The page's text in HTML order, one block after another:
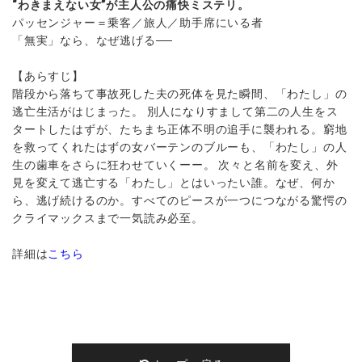
“わきまえない女”が主人公の痛快ミステリ。
パッセンジャー＝乗客／旅人／助手席にいる者
「無実」なら、なぜ逃げる──
【あらすじ】
階段から落ちて事故死した夫の死体を見た瞬間、「わたし」の
逃亡生活がはじまった。 別人になりすまして第二の人生をス
タートしたはずが、たちまち正体不明の追手に襲われる。窮地
を救ってくれたはずの女バーテンのブルーも、「わたし」の人
生の歯車をさらに狂わせていくーー。 次々と名前を変え、外
見を変えて逃亡する「わたし」とはいったい誰。なぜ、何か
ら、逃げ続けるのか。すべてのピースが一つにつながる驚愕の
クライマックスまで一気読み必至。
詳細はこちら